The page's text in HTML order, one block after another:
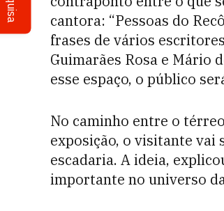
cantora: “Pessoas do
frases de vários
Guimarães Rosa e Mário
esse espaço, o público
No caminho entre o
exposição, o visitante vai
escadaria. A ideia,
importante no universo